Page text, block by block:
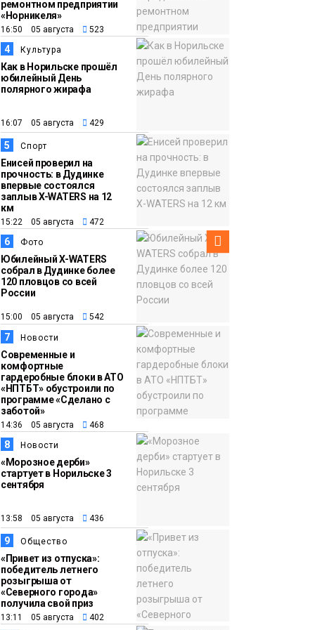
12:32
Общество
Торжественная
церемония
бракосочетания снова
прошла в «Башне»
ремонтном предприятии
«Норникеля»
16:50 05 августа 523
4 Культура
Как в Норильске прошёл
юбилейный День
полярного жирафа
16:07 05 августа 429
5 Спорт
Енисей проверил на
прочность: в Дудинке
впервые состоялся
заплыв X-WATERS на 12
км
15:22 05 августа 472
6 Фото
Юбилейный X-WATERS
собрал в Дудинке более
120 пловцов со всей
России
15:00 05 августа 542
7 Новости
Современные и
комфортные
гардеробные блоки в АТО
«НПТБТ» обустроили по
программе «Сделано с
заботой»
14:36 05 августа 468
8 Новости
«Морозное дерби»
стартует в Норильске 3
сентября
13:58 05 августа 436
9 Общество
«Привет из отпуска»:
победитель летнего
розыгрыша от
«Северного города»
получила свой приз
13:11 05 августа 402